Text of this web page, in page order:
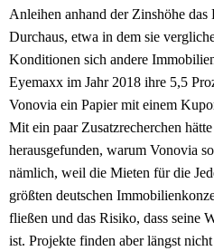
Anleihen anhand der Zinshöhe
Durchaus, etwa in dem sie
Konditionen sich andere
Eyemaxx im Jahr 2018 ihre 5,5
Vonovia ein Papier mit einem
Mit ein paar Zusatzrecherchen
herausgefunden, warum Vonovia
nämlich, weil die Mieten für die
größten deutschen
fließen und das Risiko, dass seine
ist. Projekte finden aber längst